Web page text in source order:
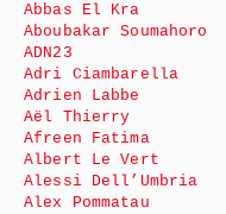
Abbas El Kra
Aboubakar Soumahoro
ADN23
Adri Ciambarella
Adrien Labbe
Aël Thierry
Afreen Fatima
Albert Le Vert
Alessi Dell’Umbria
Alex Pommatau